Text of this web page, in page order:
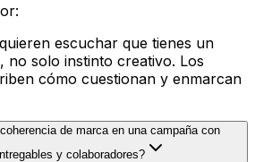
:
escuchar que tienes un
no solo instinto creativo. Los
cómo cuestionan y enmarcan
de marca en una campaña con
y colaboradores?